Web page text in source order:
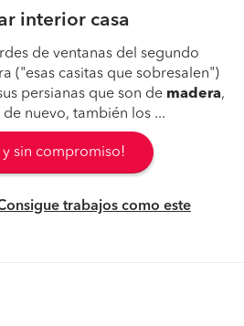
interior casa
de ventanas del segundo
("esas casitas que sobresalen")
persianas que son de madera,
nuevo, también los ...
y sin compromiso!
trabajos como este